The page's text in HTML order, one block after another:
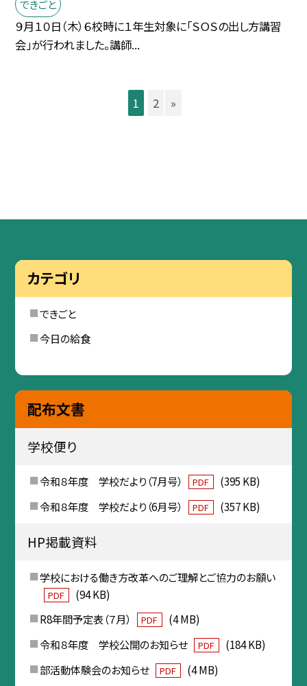
できごと
９月１０日（木）６校時に１年生対象に「ＳＯＳの出し方講習
会」が行われました。講師...
1 2 »
カテゴリ
できごと
今日の給食
配布文書
学校便り
令和８年度 学校だより（7月号） PDF
(395 KB)
令和８年度 学校だより（6月号）
PDF (357 KB)
HP掲載資料
学校における働き方改革へのご理解とご協力のお願い
PDF
(94 KB)
R8年間予定表（７月）
PDF
(4 MB)
令和８年度 学校公開のお知らせ
PDF
(184 KB)
部活動体験会のお知らせ
PDF
(4 MB)